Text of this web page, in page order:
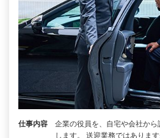
仕事内容
企業の役員を、自宅や会社か
します。 送迎業務ではありま